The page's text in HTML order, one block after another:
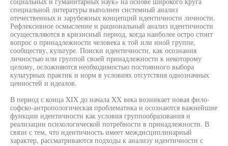
специальной литературы выполнен системный анализ
отечественных и зарубежных концепций идентичности личности.
Рефлексивное осмысление и рациональный анализ идентичности
осуществляются в кризисный период, когда наиболее остро стоит
вопрос о принадлежности человека к той или иной группе,
сообществу, культуре. Поиски идентичности, как осознания
личностью или группой своей принадлежности к некоторому
целому, осложняются необходимостью постоянного выбора
культурных практик и норм в условиях отсутствия однозначных
ценностей и идеалов.
В период с конца XIX до начала XX века возникает новая фило-
софско-антропологическая проблематика и осознаются важнейшие
функции идентичности как условия группообразования и
реализации психологической потребности в принадлежности. В
связи с тем, что идентичность имеет междисциплинарный
характер, рассматриваются подходы к анализу идентичности с